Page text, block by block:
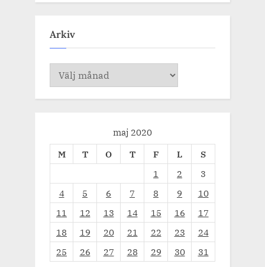
Arkiv
Arkiv
maj 2020
M
T O T F L
S
1
2
3
4
5 6 7 8 9
10
11
12 13 14 15 16
17
18
19 20 21 22 23
24
25
26 27 28 29 30
31